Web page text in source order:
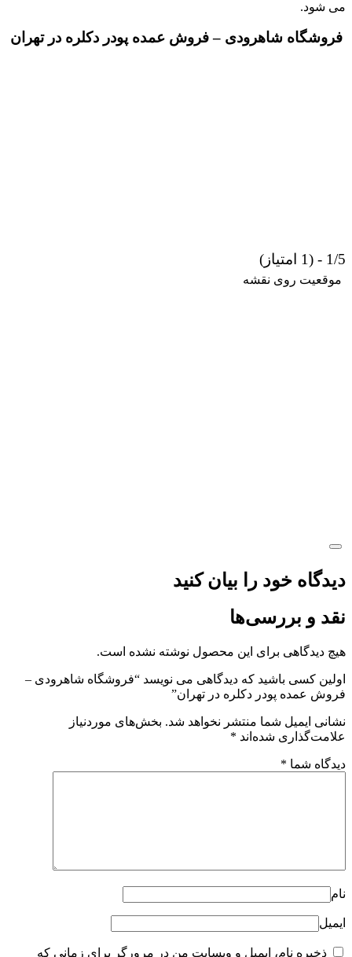
شاهرودی – فروش عمده پودر دکلره در تهران
نقشه
را بیان کنید
برای این محصول نوشته نشده است.
که دیدگاهی می نویسد “فروشگاه شاهرودی –
دکلره در تهران”
شما منتشر نخواهد شد. بخش‌های موردنیاز
شده‌اند*
*
ایمیل و وبسایت من در مرورگر برای زمانی که